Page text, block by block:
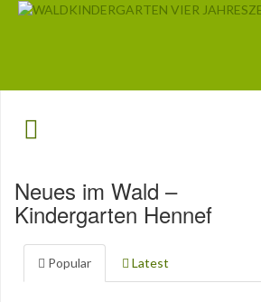
Neues im Wald –
Kindergarten Hennef
Popular Latest